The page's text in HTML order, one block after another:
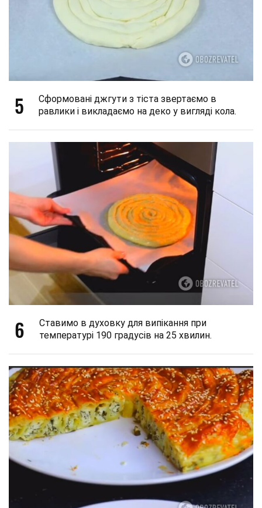
5
Сформовані джгути з тіста звертаємо в
равлики і викладаємо на деко у вигляді кола.
6
Ставимо в духовку для випікання при
температурі 190 градусів на 25 хвилин.